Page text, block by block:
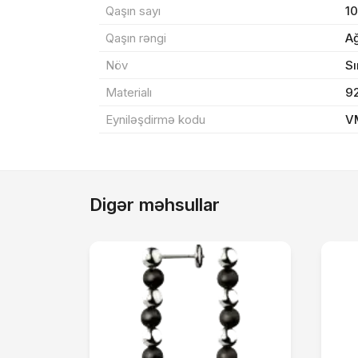
Qaşın sayı
10
Qaşın rəngi
Növ
Materialı
Eyniləşdirmə kodu
Digər məhsullar